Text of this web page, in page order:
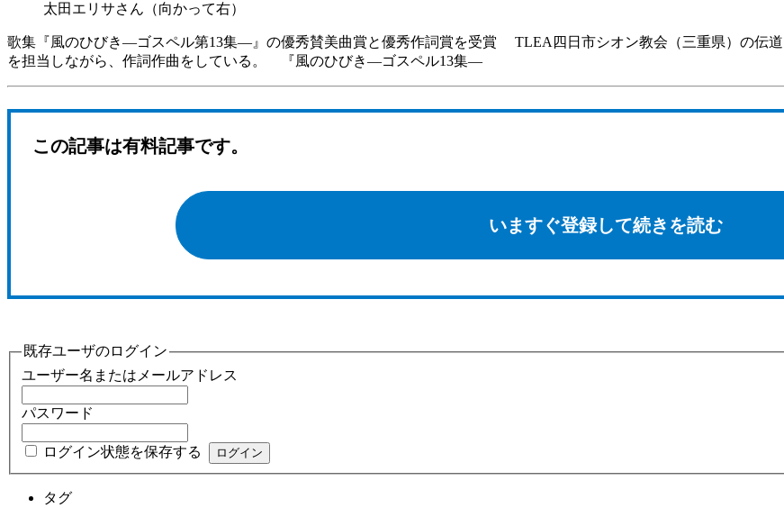
太田エリサさん（向かって右）
歌集『風のひびき―ゴスペル第13集―』の優秀賛美曲賞と優秀作詞賞を受賞 TLEA四日市シオン教会（三重県）の伝
を担当しながら、作詞作曲をしている。 『風のひびき―ゴスペル13集―
この記事は有料記事です。
いますぐ登録して続きを読む
既存ユーザのログイン
ユーザー名またはメールアドレス
パスワード
ログイン状態を保存する
タグ